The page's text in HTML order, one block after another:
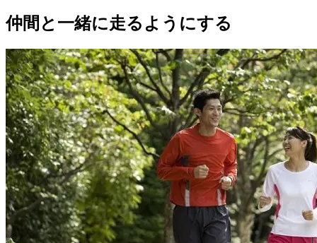
仲間と一緒に走るようにする